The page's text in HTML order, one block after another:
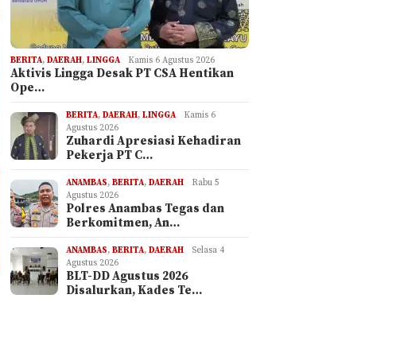
BERITA,DAERAH,LINGGA Kamis 6 Agustus 2026
Aktivis Lingga Desak PT CSA Hentikan
Ope…
BERITA,DAERAH,LINGGA
Kamis 6
Agustus 2026
Zuhardi Apresiasi Kehadiran
Pekerja PT C…
ANAMBAS,BERITA,DAERAH
Rabu 5
Agustus 2026
Polres Anambas Tegas dan
Berkomitmen, An…
ANAMBAS,BERITA,DAERAH
Selasa 4
Agustus 2026
BLT-DD Agustus 2026
Disalurkan, Kades Te…